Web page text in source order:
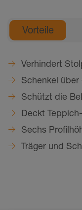
Vorteile
Verhindert
Schenkel über
Schützt die
Deckt
Sechs
Träger und